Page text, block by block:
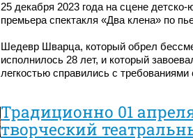
25 декабря 2023 года на сцене
премьера спектакля «Два клена» по
Шедевр Шварца, который обрел
исполнилось 28 лет, и который
легкостью справились с
Традиционно 01
творческий